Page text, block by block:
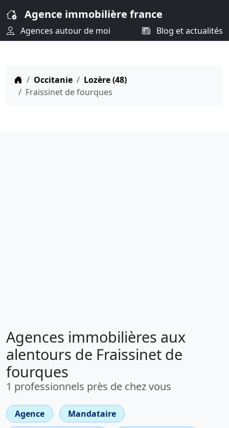
Agence immobilière france
Agences autour de moi Blog et actualités
Occitanie
Lozère (48)
Fraissinet de fourques
Agences immobilières aux
alentours de Fraissinet de
fourques
1 professionnels près de chez vous
Agence
Mandataire